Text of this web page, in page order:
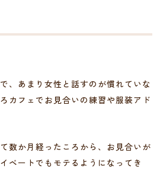
、あまり女性と話すのが慣れていな
カフェでお見合いの練習や服装アド
数か月経ったころから、お見合いが
ベートでもモテるようになってき